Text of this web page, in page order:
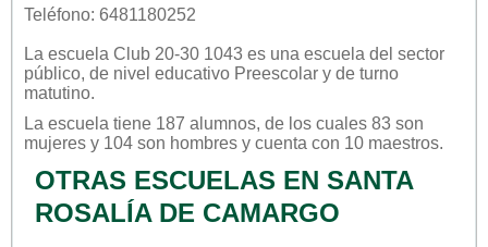
Teléfono: 6481180252
La escuela Club 20-30 1043 es una escuela del sector
público, de nivel educativo Preescolar y de turno
matutino.
La escuela tiene 187 alumnos, de los cuales 83 son
mujeres y 104 son hombres y cuenta con 10 maestros.
OTRAS ESCUELAS EN SANTA
ROSALÍA DE CAMARGO